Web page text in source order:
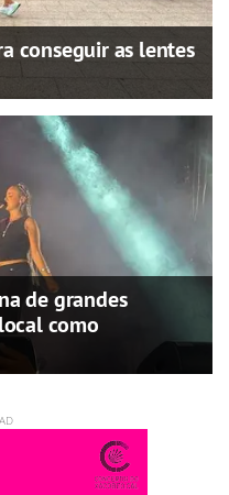
conseguir as lentes
de grandes
como